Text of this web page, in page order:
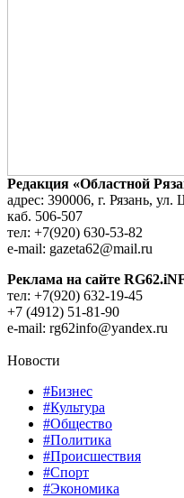
Редакция «Областной
адрес: 390006, г. Рязань,
каб. 506-507
тел: +7(920) 630-53-82
e-mail: gazeta62@mail.ru
Реклама на сайте
тел: +7(920) 632-19-45
+7 (4912) 51-81-90
e-mail: rg62info@yandex.ru
Новости
#Бизнес
#Культура
#Общество
#Политика
#Происшествия
#Спорт
#Экономика